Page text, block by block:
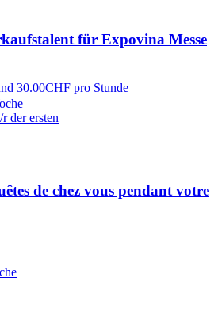
für Expovina Messe
30.00CHF pro Stunde
der ersten
de chez vous pendant votre